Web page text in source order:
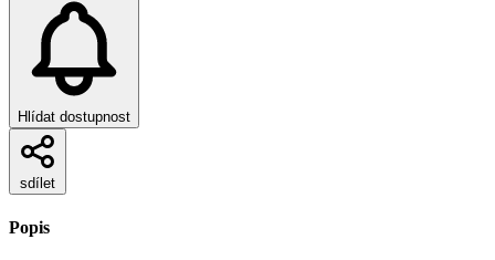
Hlídat dostupnost
sdílet
Popis